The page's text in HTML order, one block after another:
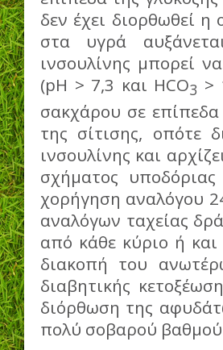
δεν έχει διορθωθεί
στα υγρά
ινσουλίνης μπορεί
(pH > 7,3 και HCO3 >
σακχάρου σε
της σίτισης, οπότε
ινσουλίνης και
σχήματος
χορήγηση αναλόγου
αναλόγων ταχείας
από κάθε κύριο ή
διακοπή του
διαβητικής
διόρθωση της
πολύ σοβαρού